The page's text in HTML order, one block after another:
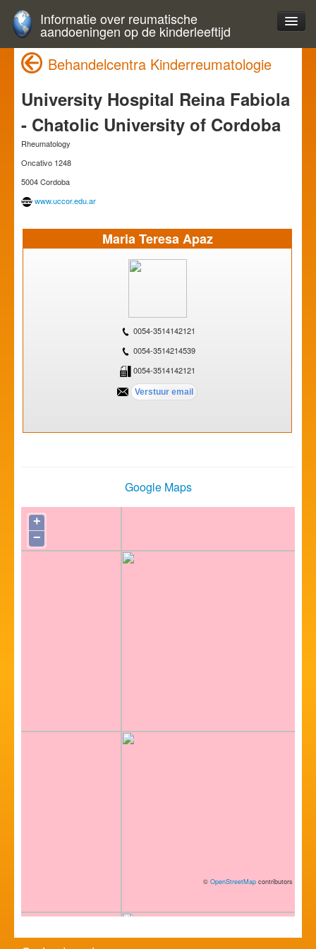
Informatie over reumatische
aandoeningen op de kinderleeftijd
Behandelcentra Kinderreumatologie
University Hospital Reina Fabiola
- Chatolic University of Cordoba
Rheumatology
Oncativo 1248
5004 Cordoba
www.uccor.edu.ar
Maria Teresa Apaz
0054-3514142121
0054-3514214539
0054-3514142121
Google Maps
+
−
© OpenStreetMap contributors